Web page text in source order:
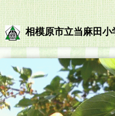
相模原市立当麻田小